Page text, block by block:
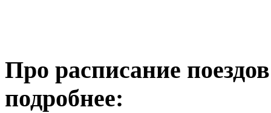
Про расписание
подробнее: